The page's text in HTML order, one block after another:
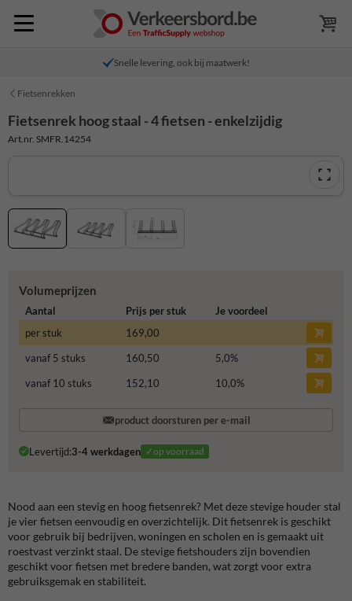
Snelle levering, ook bij maatwerk!
Fietsenrekken
Fietsenrek hoog staal - 4 fietsen - enkelzijdig
Art.nr. SMFR.14254
Volumeprijzen
Aantal Prijs per stuk
Je voordeel
per stuk
169,00
vanaf 5 stuks
160,50 5,0%
vanaf 10 stuks
152,10 10,0%
product doorsturen per e-mail
Levertijd:3-4 werkdagen ✓op voorraad
Nood aan een stevig en hoog fietsenrek? Met deze stevige houder stal
je vier fietsen eenvoudig en overzichtelijk. Dit fietsenrek is geschikt
voor gebruik bij bedrijven, woningen en scholen en is gemaakt uit
roestvast verzinkt staal. De stevige fietshouders zijn bovendien
geschikt voor fietsen met bredere banden, wat zorgt voor extra
gebruiksgemak en stabiliteit.